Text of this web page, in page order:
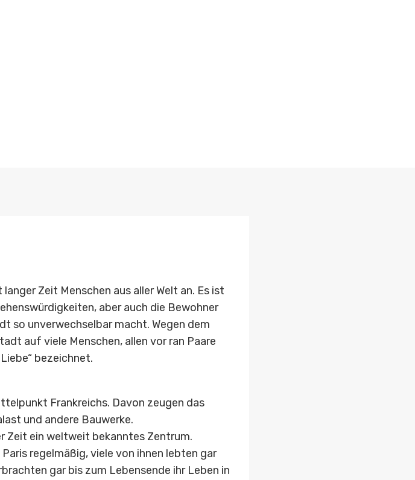
Zeit Menschen aus aller Welt an. Es ist
aber auch die Bewohner
so unverwechselbar macht. Wegen dem
auf viele Menschen, allen vor ran Paare
bezeichnet.
Frankreichs. Davon zeugen das
und andere Bauwerke.
Zeit ein weltweit bekanntes Zentrum.
regelmäßig, viele von ihnen lebten gar
gar bis zum Lebensende ihr Leben in